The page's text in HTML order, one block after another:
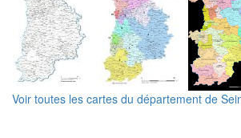
Voir toutes les cartes du département de